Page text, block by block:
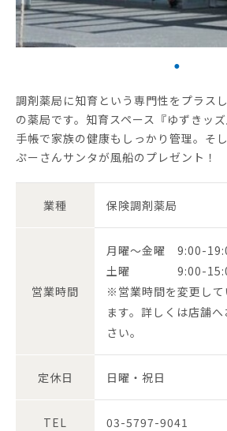
調剤薬局に知育という専門性をプラス
の薬局です。知育スペース『ゆずきッ
手帳で家族の健康もしっかり管理。そ
ぷーさんサンタが風船のプレゼント！
業種 保険調剤薬局
営業時間
月曜～金曜 9:00-
土曜 9:00-
※営業時間を変更して
ます。詳しくは店舗
さい。
定休日 日曜・祝日
TEL 03-5797-9041